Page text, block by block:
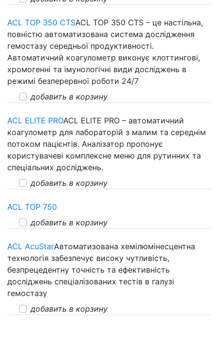
ACL TOP 350 CTSACL TOP 350 CTS – це настільна,
повністю автоматизована система дослідження
гемостазу середньої продуктивності.
Автоматичний коагулометр виконує клоттингові,
хромогенні та імунологічні види досліджень в
режимі безперервної роботи 24/7
добавить в корзину
ACL ELITE PROACL ELITE PRO – автоматичний
коагулометр для лабораторій з малим та середнім
потоком пацієнтів. Аналізатор пропонує
користувачеві комплексне меню для рутинних та
спеціальних досліджень.
добавить в корзину
ACL TOP 750
добавить в корзину
ACL AcuStarАвтоматизована хемілюмінесцентна
технологія забезпечує високу чутливість,
безпрецедентну точність та ефективність
досліджень спеціалізованих тестів в галузі
гемостазу
добавить в корзину